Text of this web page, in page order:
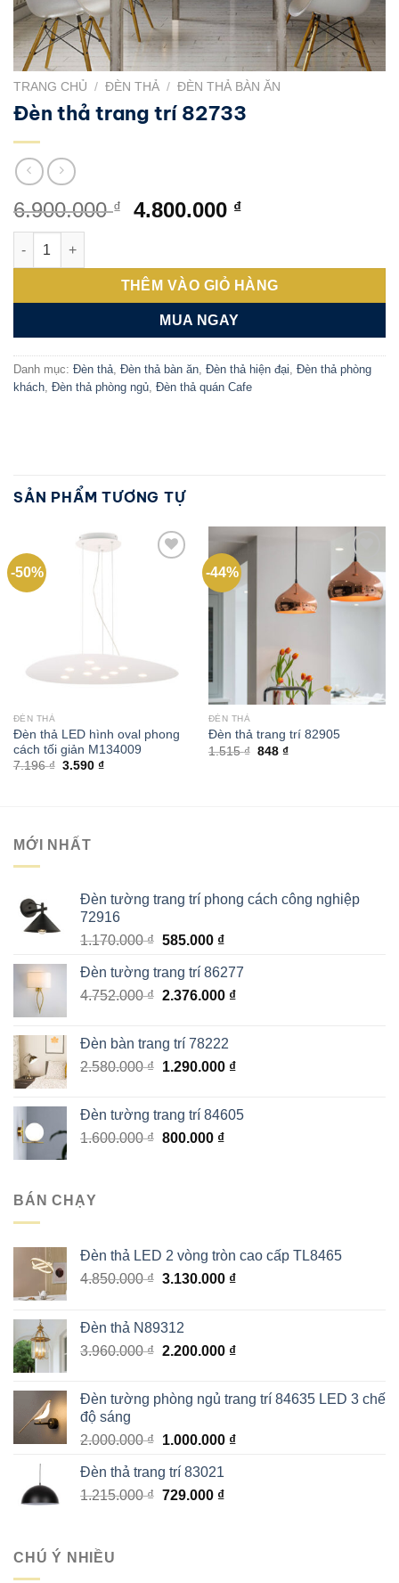
TRANG CHỦ / ĐÈN THẢ / ĐÈN THẢ BÀN ĂN
Đèn thả trang trí 82733
6.900.000₫
Giá
6.900.000 ₫.
4.800.000 ₫Giá
là:
4.800.000 ₫.
Đèn thả trang trí 82733 số lượng
THÊM VÀO GIỎ HÀNG
MUA NGAY
Danh mục: Đèn thả, Đèn thả bàn ăn, Đèn thả hiện đại, Đèn thả phòng
khách, Đèn thả phòng ngủ, Đèn thả quán Cafe
SẢN PHẨM TƯƠNG TỰ
-50%
ĐÈN THẢ
Đèn thả LED hình oval phong
cách tối giản M134009
7.196₫ Giá
3.590 ₫Giá
-44%
Add to
wishlist
ĐÈN THẢ
Đèn thả trang trí 82905
1.515₫ Giá
848 ₫Giá
MỚI NHẤT
Đèn tường trang trí phong cách công nghiệp
72916
1.170.000₫ Giá
là:
1.170.000 ₫.
585.000 ₫Giá
tại
là:
Đèn tường trang trí 86277
4.752.000₫ Giá
4.752.000 ₫.
2.376.000 ₫Giá
2.376.000 ₫.
Đèn bàn trang trí 78222
2.580.000₫ Giá
2.580.000 ₫.
1.290.000 ₫Giá
là:
Đèn tường trang trí 84605
1.600.000₫ Giá
800.000 ₫Giá
BÁN CHẠY
Đèn thả LED 2 vòng tròn cao cấp TL8465
4.850.000₫ Giá
4.850.000 ₫.
3.130.000 ₫Giá
3.130.000 ₫.
Đèn thả N89312
3.960.000₫ Giá
3.960.000 ₫.
2.200.000 ₫Giá
là:
Đèn tường phòng ngủ trang trí 84635 LED 3 chế
độ sáng
2.000.000₫ Giá
là:
2.000.000 ₫.
1.000.000 ₫Giá
Đèn thả trang trí 83021
1.215.000₫ Giá
729.000 ₫Giá
CHÚ Ý NHIỀU